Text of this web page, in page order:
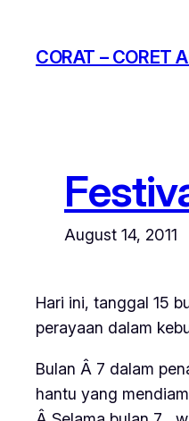
content
CORAT – CORET
August 14, 2011
Hari ini, tanggal 15
perayaan dalam
Bulan Â 7 dalam
hantu yang